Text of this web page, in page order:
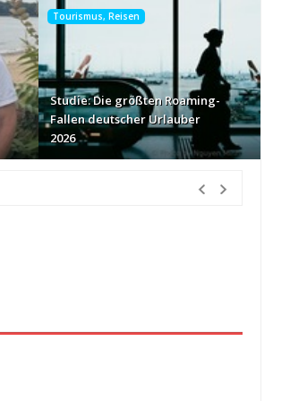
Tourismus, Reisen
Studie: Die größten Roaming-
Fallen deutscher Urlauber
2026